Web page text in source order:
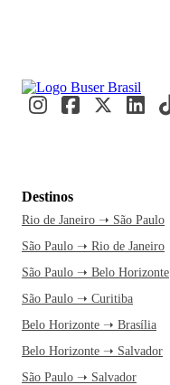
Destinos
Rio de Janeiro ➝ São Paulo
São Paulo ➝ Rio de Janeiro
São Paulo ➝ Belo Horizonte
São Paulo ➝ Curitiba
Belo Horizonte ➝ Brasília
Belo Horizonte ➝ Salvador
São Paulo ➝ Salvador